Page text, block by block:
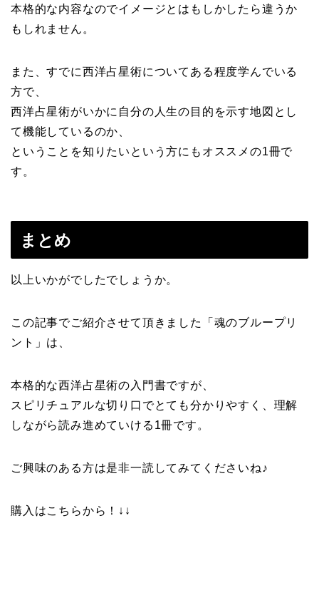
本格的な内容なのでイメージとはもしかしたら違うか
もしれません。
また、すでに西洋占星術についてある程度学んでいる
方で、
西洋占星術がいかに自分の人生の目的を示す地図とし
て機能しているのか、
ということを知りたいという方にもオススメの1冊で
す。
まとめ
以上いかがでしたでしょうか。
この記事でご紹介させて頂きました「魂のブループリ
ント」は、
本格的な西洋占星術の入門書ですが、
スピリチュアルな切り口でとても分かりやすく、理解
しながら読み進めていける1冊です。
ご興味のある方は是非一読してみてくださいね♪
購入はこちらから！↓↓